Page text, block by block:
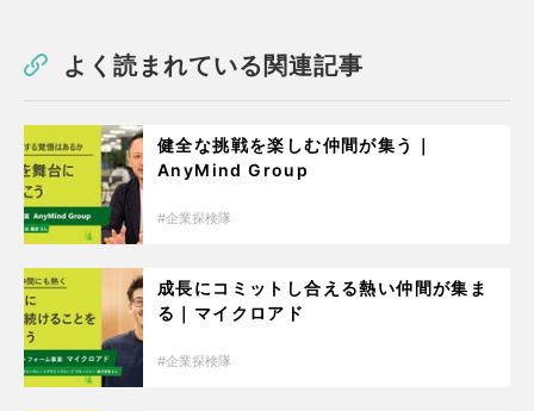
よく読まれている関連記事
健全な挑戦を楽しむ仲間が集う｜
AnyMind Group
企業探検隊
成長にコミットし合える熱い仲間が集ま
る｜マイクロアド
企業探検隊